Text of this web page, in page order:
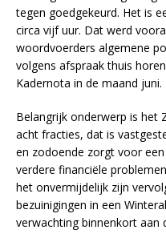
tegen goedgekeurd. Het is
circa vijf uur. Dat werd
woordvoerders algemene
volgens afspraak thuis
Kadernota in de maand juni.
Belangrijk onderwerp is het
acht fracties, dat is
en zodoende zorgt voor
verdere financiële
het onvermijdelijk zijn
bezuinigingen in een
verwachting binnenkort aan